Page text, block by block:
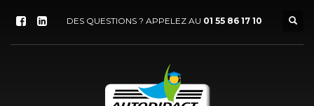
DES QUESTIONS ? APPELEZ AU 01 55 86 17 10